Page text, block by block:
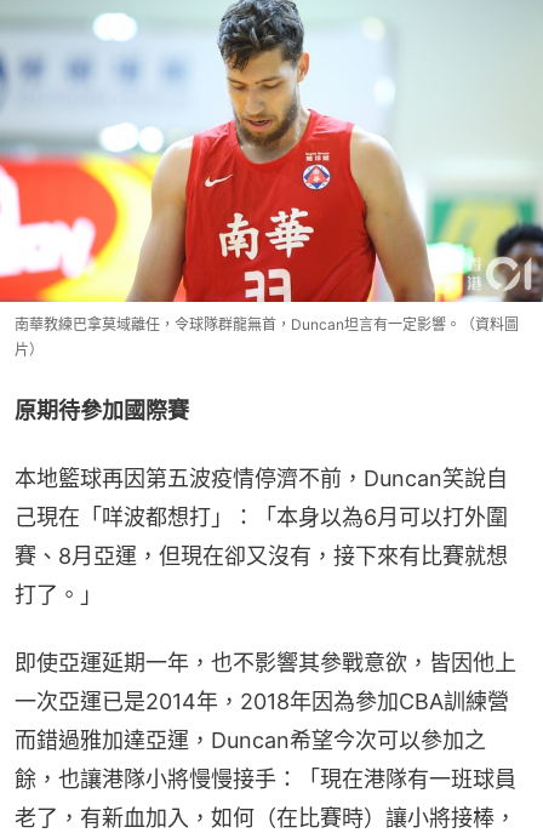
南華教練巴拿莫域離任，令球隊群龍無首，Duncan坦言有一定影響。（資料圖
片）
原期待參加國際賽
本地籃球再因第五波疫情停濟不前，Duncan笑說自
己現在「咩波都想打」：「本身以為6月可以打外圍
賽、8月亞運，但現在卻又沒有，接下來有比賽就想
打了。」
即使亞運延期一年，也不影響其參戰意欲，皆因他上
一次亞運已是2014年，2018年因為參加CBA訓練營
而錯過雅加達亞運，Duncan希望今次可以參加之
餘，也讓港隊小將慢慢接手：「現在港隊有一班球員
老了，有新血加入，如何（在比賽時）讓小將接棒，